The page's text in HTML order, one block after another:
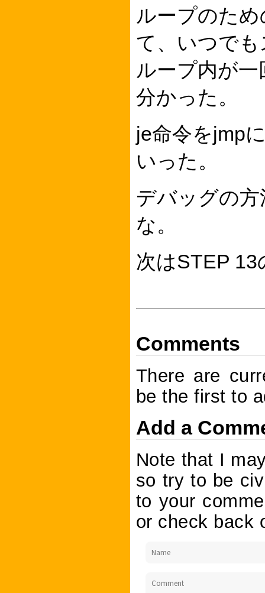
ループのた
て、いつで
ループ内が
分かった。
je命令をjmp
いった。
デバッグの
な。
次はSTEP
Comments
There are
be the first to
Add a
Note that I
so try to be
to your
or check back